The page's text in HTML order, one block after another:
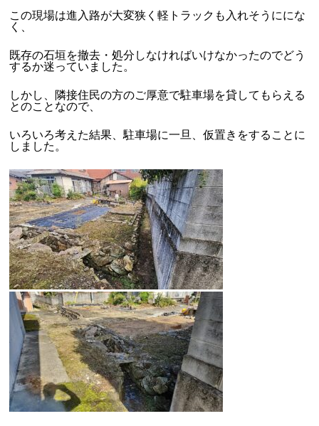
この現場は進入路が大変狭く軽トラックも入れそうににな
く、
既存の石垣を撤去・処分しなければいけなかったのでどう
するか迷っていました。
しかし、隣接住民の方のご厚意で駐車場を貸してもらえる
とのことなので、
いろいろ考えた結果、駐車場に一旦、仮置きをすることに
しました。